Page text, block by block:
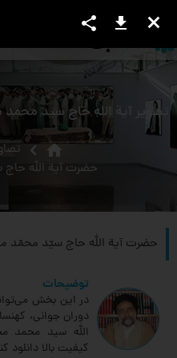
home
حضرت‏ آية الله حاج سيّد محمّد
توضیحات
در این بخش
دوران جوانی،
الله سید محمد
کیفیت بالا دانلود
close
download
share